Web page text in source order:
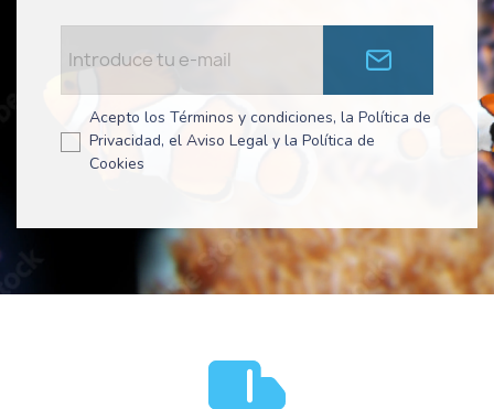
Acepto los Términos y condiciones, la Política de
Privacidad, el Aviso Legal y la Política de
Cookies